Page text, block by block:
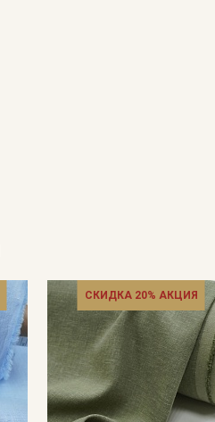
СКИДКА 20% АКЦИЯ